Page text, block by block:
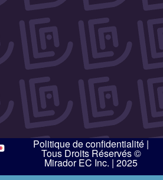
Politique de confidentialité |
Tous Droits Réservés ©
Mirador EC Inc. | 2025